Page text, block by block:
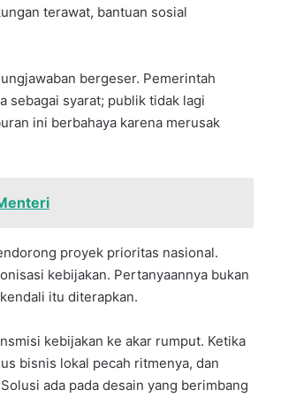
terawat, bantuan sosial
bergeser. Pemerintah
sebagai syarat; publik tidak lagi
ini berbahaya karena merusak
proyek prioritas nasional.
kebijakan. Pertanyaannya bukan
itu diterapkan.
kebijakan ke akar rumput. Ketika
bisnis lokal pecah ritmenya, dan
ada pada desain yang berimbang